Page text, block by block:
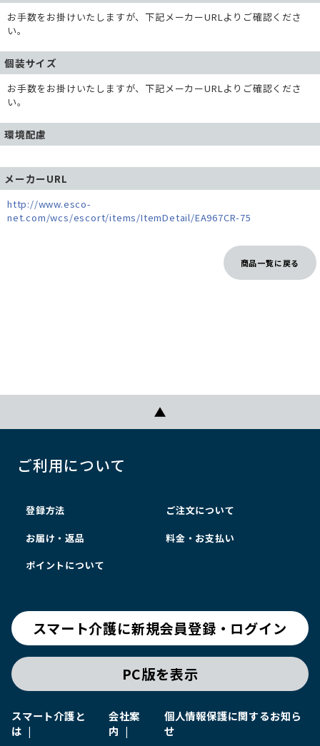
お手数をお掛けいたしますが、下記メーカーURLよりご確認くださ
い。
個装サイズ
お手数をお掛けいたしますが、下記メーカーURLよりご確認くださ
い。
環境配慮
メーカーURL
http://www.esco-
net.com/wcs/escort/items/ItemDetail/EA967CR-75
商品一覧に戻る
ご利用について
登録方法 ご注文について
お届け・返品 料金・お支払い
ポイントについて
スマート介護に新規会員登録・ログイン
PC版を表示
スマート介護と
は
会社案
内
個人情報保護に関するお知ら
せ